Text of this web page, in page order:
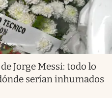
Jorge Messi: todo lo
serían inhumados